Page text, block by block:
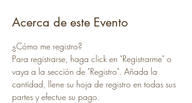
Acerca de este Evento
¿Cómo me registro?
Para registrarse, haga click en "Registrarme" o
vaya a la sección de "Registro". Añada la
cantidad, llene su hoja de registro en todas sus
partes y efectue su pago.